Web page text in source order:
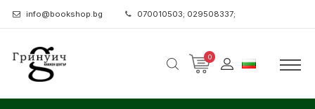
info@bookshop.bg 070010503; 029508337;
0